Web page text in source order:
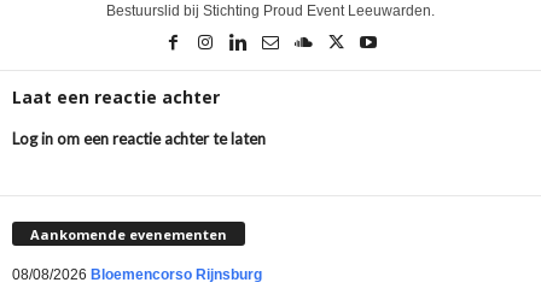
Bestuurslid bij Stichting Proud Event Leeuwarden.
Laat een reactie achter
Log in om een reactie achter te laten
Aankomende evenementen
08/08/2026 Bloemencorso Rijnsburg